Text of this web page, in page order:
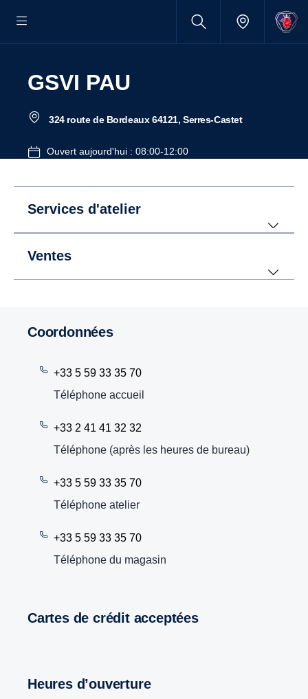
GSVI PAU
324 route de Bordeaux 64121, Serres-Castet
Ouvert aujourd'hui : 08:00-12:00
Services d'atelier
Ventes
Coordonnées
+33 5 59 33 35 70
Téléphone accueil
+33 2 41 41 32 32
Téléphone (après les heures de bureau)
+33 5 59 33 35 70
Téléphone atelier
+33 5 59 33 35 70
Téléphone du magasin
Cartes de crédit acceptées
Heures d’ouverture